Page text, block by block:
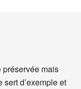
préservée mais
d’exemple et